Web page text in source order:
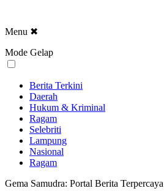
Menu ✖
Mode Gelap
Berita Terkini
Daerah
Hukum & Kriminal
Ragam
Selebriti
Lampung
Nasional
Ragam
Gema Samudra: Portal Berita